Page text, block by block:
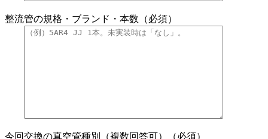
整流管の規格・ブランド・本数（必須）
今回交換の真空管種別（複数回答可）（必須）